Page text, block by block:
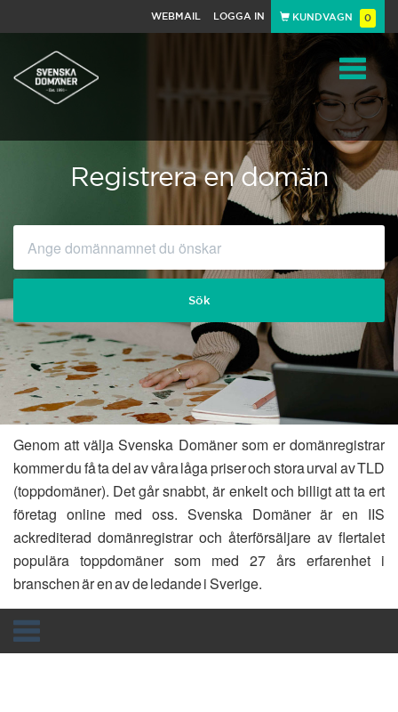
WEBMAIL LOGGA IN KUNDVAGN 0
Toggle
Registrera en domän
Sök
Genom att välja Svenska Domäner som er domänregistrar
kommer du få ta del av våra låga priser och stora urval av TLD
(toppdomäner). Det går snabbt, är enkelt och billigt att ta ert
företag online med oss. Svenska Domäner är en IIS
ackrediterad domänregistrar och återförsäljare av flertalet
populära toppdomäner som med 27 års erfarenhet i
branschen är en av de ledande i Sverige.